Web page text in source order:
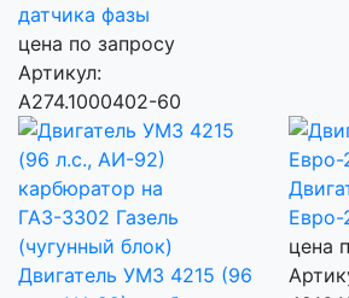
датчика фазы
цена по запросу
Артикул:
А274.1000402-60
Двигатель УМЗ 4215 (96
Евро-
цена